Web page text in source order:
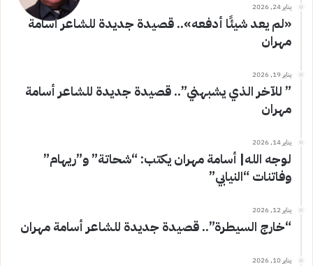
يناير 24, 2026
«لم يعد شيئًا أدفعه».. قصيدة جديدة للشاعر أسامة
مهران
يناير 19, 2026
” للآخر الذي يشبهني”.. قصيدة جديدة للشاعر أسامة
مهران
يناير 14, 2026
لوجه الله| أسامة مهران يكتب: “شحاتة” و”ريهام”
وفاتنات “النيابي”
يناير 12, 2026
“خارج السيطرة”.. قصيدة جديدة للشاعر أسامة مهران
يناير 10, 2026